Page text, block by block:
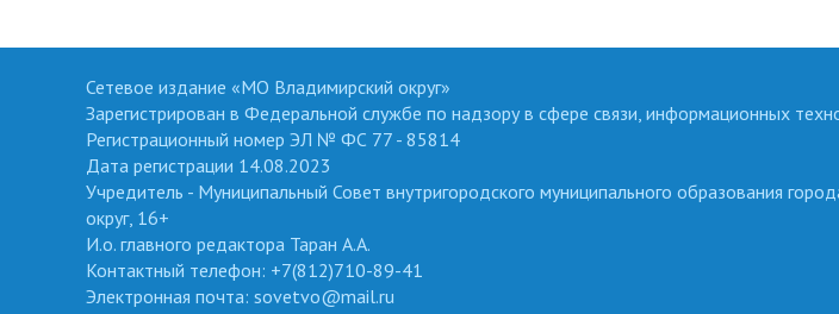
Сетевое издание «МО Владимирский округ»
Зарегистрирован в Федеральной службе по надзору в сфере связи, информационных
Регистрационный номер ЭЛ № ФС 77 - 85814
Дата регистрации 14.08.2023
Учредитель - Муниципальный Совет внутригородского муниципального образования
округ, 16+
И.о. главного редактора Таран А.А.
Контактный телефон: +7(812)710-89-41
Электронная почта: sovetvo@mail.ru